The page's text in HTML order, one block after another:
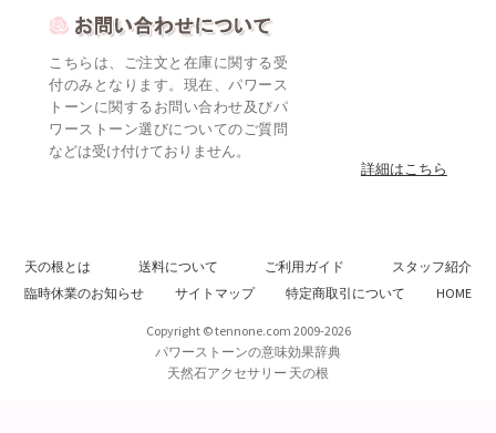
付のみとなります。現在、パワース
トーンに関するお問い合わせ及びパ
ワーストーン選びについてのご質問
などは受け付けておりません。
Copyright © tennone.com 2009-2026
天然石アクセサリー 天の根